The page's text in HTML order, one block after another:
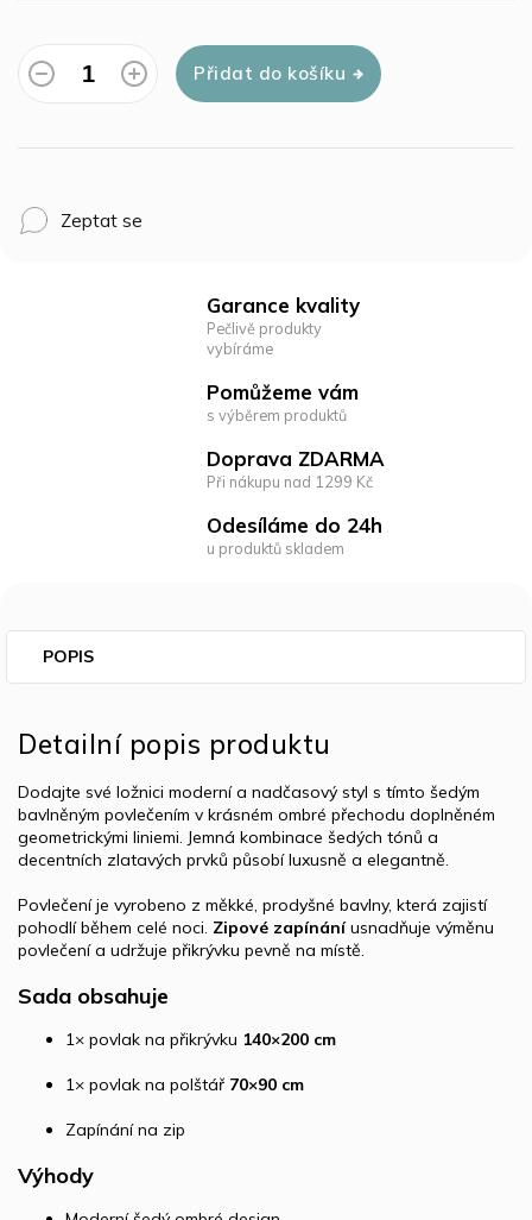
Přidat do košíku
Zeptat se
Garance kvality
Pečlivě produkty
vybíráme
Pomůžeme vám
s výběrem produktů
Doprava ZDARMA
Při nákupu nad 1299 Kč
Odesíláme do 24h
u produktů skladem
POPIS
Detailní popis produktu
Dodajte své ložnici moderní a nadčasový styl s tímto šedým
bavlněným povlečením v krásném ombré přechodu doplněném
geometrickými liniemi. Jemná kombinace šedých tónů a
decentních zlatavých prvků působí luxusně a elegantně.
Povlečení je vyrobeno z měkké, prodyšné bavlny, která zajistí
pohodlí během celé noci. Zipové zapínáníusnadňuje výměnu
povlečení a udržuje přikrývku pevně na místě.
Sada obsahuje
1× povlak na přikrývku 140×200 cm
1× povlak na polštář 70×90 cm
Zapínání na zip
Výhody